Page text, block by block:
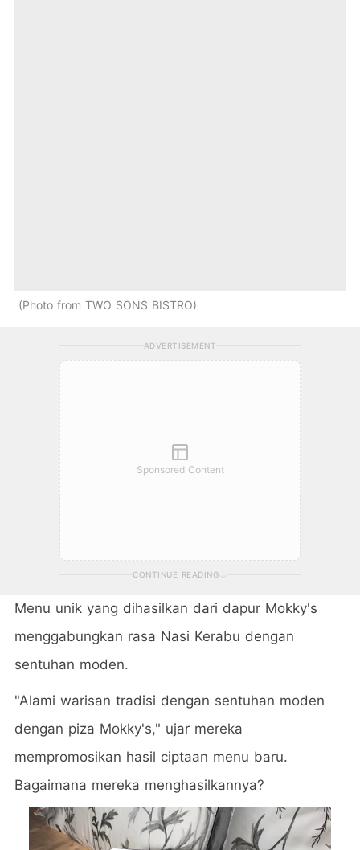
Photo from TWO SONS BISTRO
ADVERTISEMENT
Sponsored Content
CONTINUE READING
Menu unik yang dihasilkan dari dapur Mokky's
menggabungkan rasa Nasi Kerabu dengan
sentuhan moden.
"Alami warisan tradisi dengan sentuhan moden
dengan piza Mokky's," ujar mereka
mempromosikan hasil ciptaan menu baru.
Bagaimana mereka menghasilkannya?